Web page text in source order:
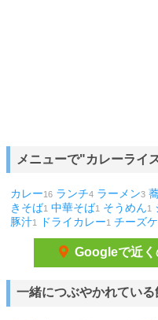
メニューで"カレーライ
カレー16 ランチ4 ラーメン3
きそば1 中華そば1 そうめん1
豚汁1 ドライカレー1 チーズ
Googleで近く
一緒につぶやかれている